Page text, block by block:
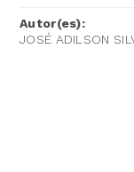
Autor(es):
JOSÉ ADILSON